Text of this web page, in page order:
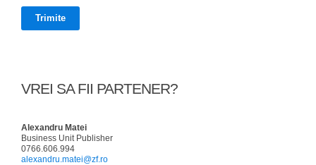
VREI SA FII PARTENER?
Alexandru Matei
Business Unit Publisher
0766.606.994
alexandru.matei@zf.ro